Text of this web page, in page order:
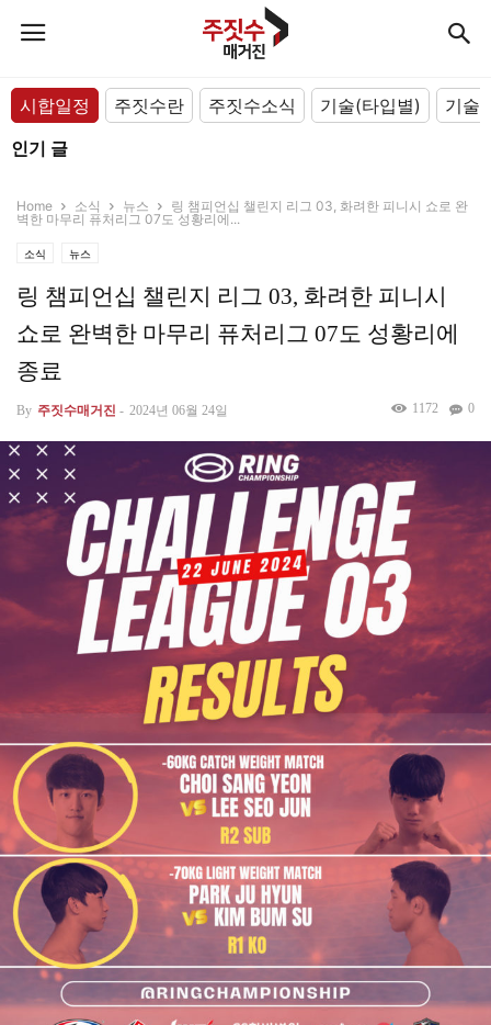
시합일정 주짓수란 주짓수소식 기술(타입별)
기술
인기 글
Home 소식 뉴스
링 챔피언십 챌린지 리그 03, 화려한 피니시 쇼로 완
벽한 마무리 퓨처리그 07도 성황리에...
소식 뉴스
링 챔피언십 챌린지 리그 03, 화려한 피니시
쇼로 완벽한 마무리 퓨처리그 07도 성황리에
종료
By 주짓수매거진 - 2024년 06월 24일 0
1172